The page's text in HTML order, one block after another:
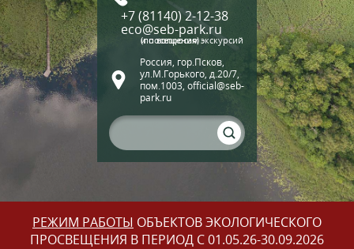
+7 (81140) 2-12-38
eco@seb-park.ru
(по вопросам экскурсий и посещения)
Россия, гор.Псков,
ул.М.Горького, д.20/7,
пом.1003, official@seb-
park.ru
РЕЖИМ РАБОТЫ ОБЪЕКТОВ ЭКОЛОГИЧЕСКОГО
ПРОСВЕЩЕНИЯ В ПЕРИОД С 01.05.26-30.09.2026